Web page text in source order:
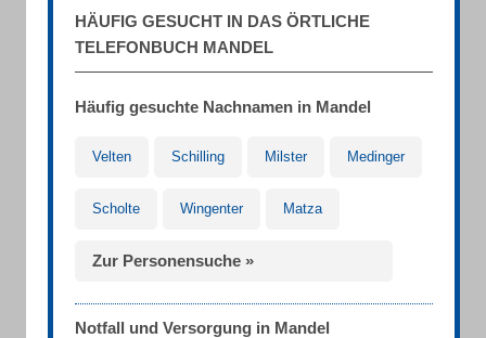
HÄUFIG GESUCHT IN DAS ÖRTLICHE
TELEFONBUCH MANDEL
Häufig gesuchte Nachnamen in Mandel
Velten Schilling Milster Medinger
Scholte Wingenter Matza
Zur Personensuche »
Notfall und Versorgung in Mandel